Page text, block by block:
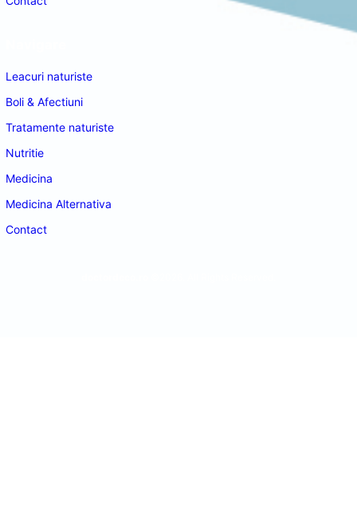
Leacuri naturiste
Boli & Afectiuni
Tratamente naturiste
Nutritie
Medicina
Medicina Alternativa
Contact